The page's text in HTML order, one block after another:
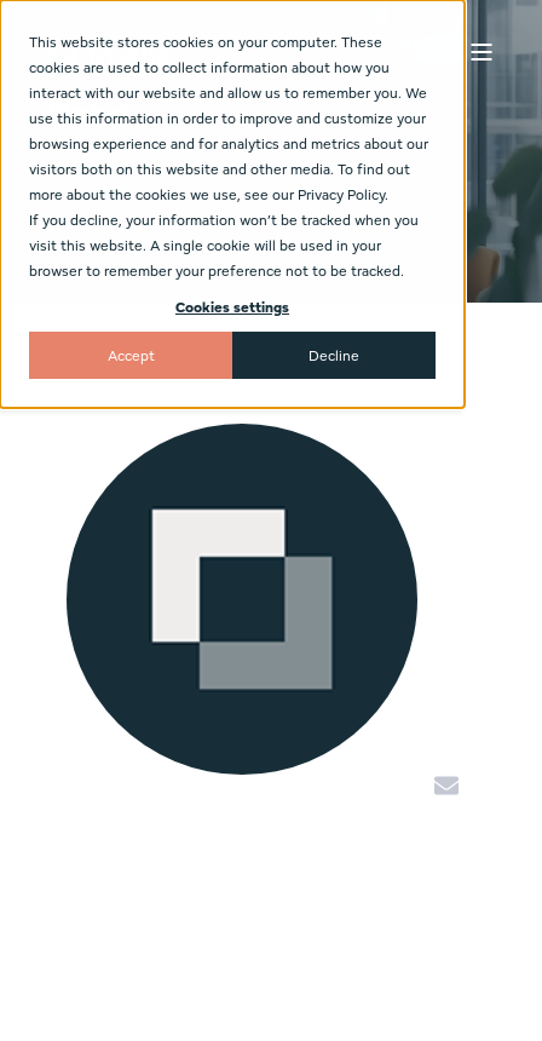
This website stores cookies on your computer. These
cookies are used to collect information about how you
interact with our website and allow us to remember you. We
use this information in order to improve and customize your
browsing experience and for analytics and metrics about our
visitors both on this website and other media. To find out
more about the cookies we use, see our Privacy Policy.
If you decline, your information won’t be tracked when you
visit this website. A single cookie will be used in your
browser to remember your preference not to be tracked.
Cookies settings
Accept Decline
Marked